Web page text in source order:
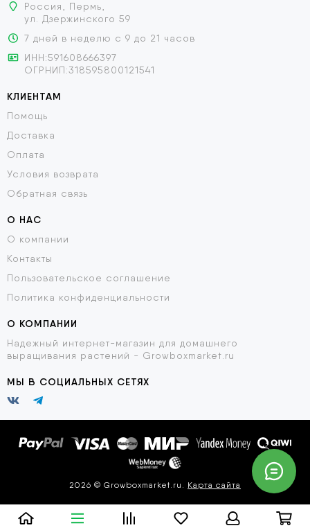
Россия, Пермь,
ул. Дзержинского 59
7 дней в неделю с 9 до 21 часов
ИНН:591608666397
ОГРНИП:318595800121541
КЛИЕНТАМ
Помощь
Доставка
Оплата
Условия возврата
Обратная связь
О НАС
О компании
Контакты
Пользовательское соглашение
Политика конфиденциальности
О КОМПАНИИ
Надежный интернет-магазин для домашнего
выращивания растений - Growboxmarket.ru
МЫ В СОЦИАЛЬНЫХ СЕТЯХ
2026 © Growboxmarket.ru. Карта сайта